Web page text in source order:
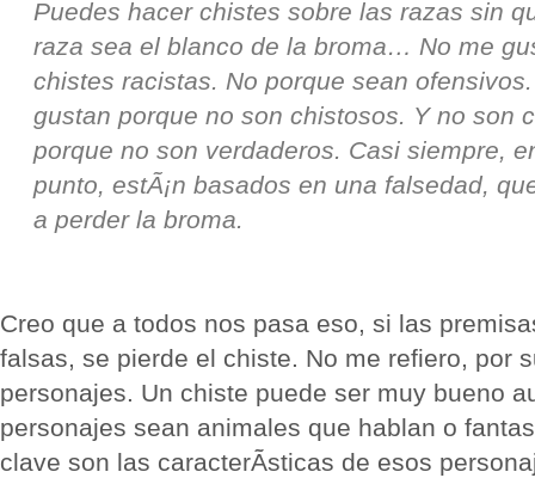
Puedes hacer chistes sobre las razas sin
raza sea el blanco de la broma… No me
chistes racistas. No porque sean
gustan porque no son chistosos. Y no son
porque no son verdaderos. Casi siempre,
punto, estÃ¡n basados en una falsedad,
a perder la broma.
Creo que a todos nos pasa eso, si las
falsas, se pierde el chiste. No me refiero, por
personajes. Un chiste puede ser muy bueno
personajes sean animales que hablan o
clave son las caracterÃ­sticas de esos